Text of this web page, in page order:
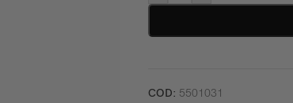
COD: 5501031